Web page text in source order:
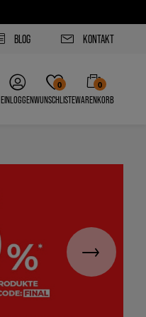
BLOG KONTAKT
EINLOGGEN
0
WUNSCHLISTE
0
WARENKORB